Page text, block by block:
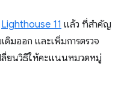
Lighthouse 11 แล้ว ที่สำคัญ
มออก และเพิ่มการตรวจ
ลี่ยนวิธีให้คะแนนหมวดหมู่